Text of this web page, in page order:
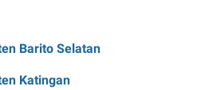
Barito Selatan
Katingan